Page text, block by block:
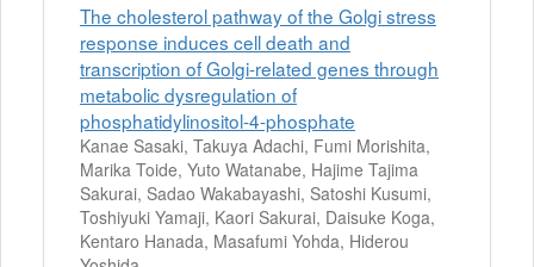
The cholesterol pathway of the Golgi stress
response induces cell death and
transcription of Golgi-related genes through
metabolic dysregulation of
phosphatidylinositol-4-phosphate
Kanae Sasaki, Takuya Adachi, Fumi Morishita,
Marika Toide, Yuto Watanabe, Hajime Tajima
Sakurai, Sadao Wakabayashi, Satoshi Kusumi,
Toshiyuki Yamaji, Kaori Sakurai, Daisuke Koga,
Kentaro Hanada, Masafumi Yohda, Hiderou